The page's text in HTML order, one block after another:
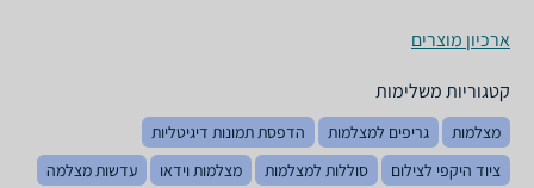
ארכיון מוצרים
קטגוריות משלימות
מצלמות גריפים למצלמות
הדפסת תמונות דיגיטליות
ציוד היקפי לצילום
סוללות למצלמות מצלמות וידאו
עדשות מצלמה